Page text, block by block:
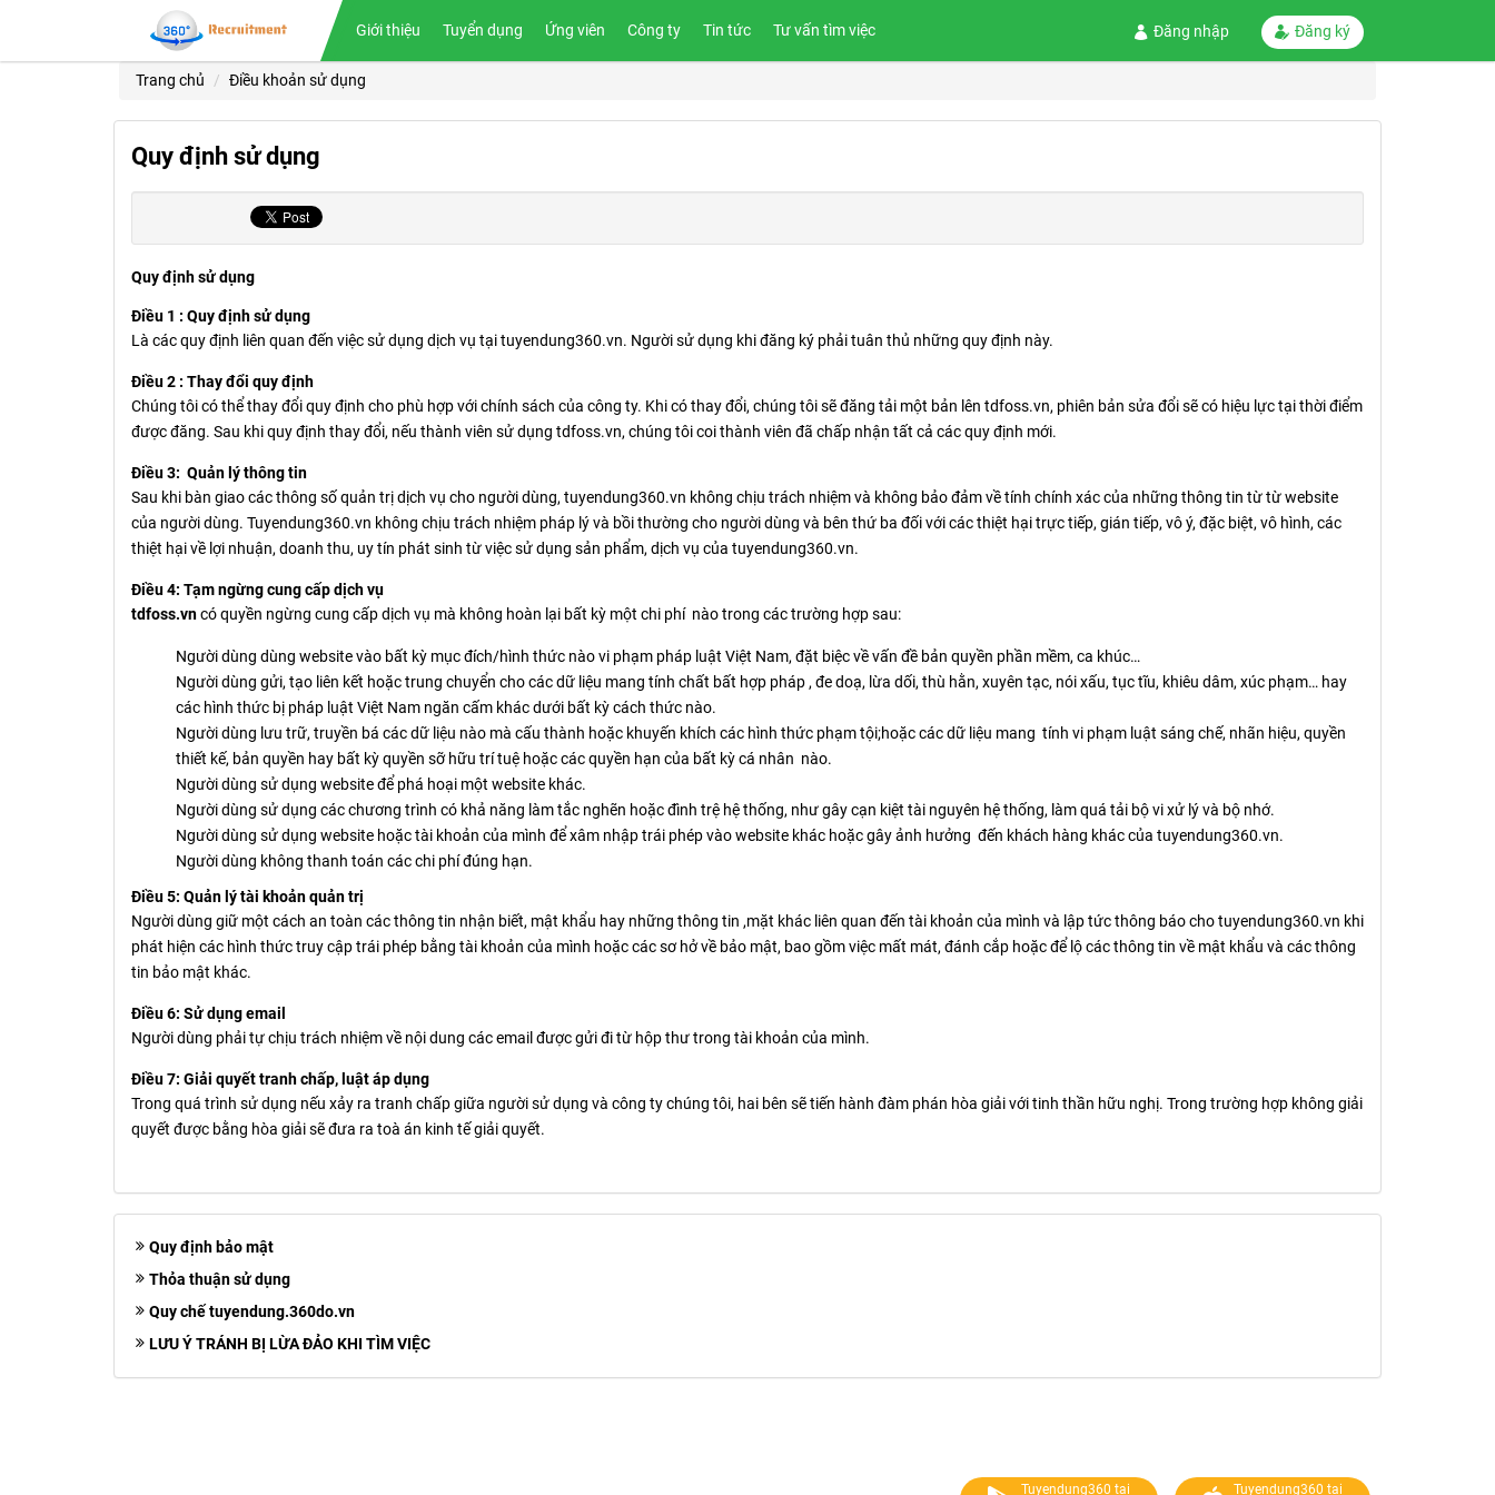
Giới thiệu Tuyển dụng Ứng viên Công ty Tin tức Tư vấn tìm việc Đăng nhập Đăng ký
Trang chủ Điều khoản sử dụng
Quy định sử dụng
Quy định sử dụng
Điều 1 : Quy định sử dụng
Là các quy định liên quan đến việc sử dụng dịch vụ tại tuyendung360.vn. Người sử dụng khi đăng ký phải tuân thủ những quy định này.
Điều 2 : Thay đổi quy định
Chúng tôi có thể thay đổi quy định cho phù hợp với chính sách của công ty. Khi có thay đổi, chúng tôi sẽ đăng tải một bản lên tdfoss.vn, phiên bản sửa đổi sẽ có hiệu lực tại thời điểm
được đăng. Sau khi quy định thay đổi, nếu thành viên sử dụng tdfoss.vn, chúng tôi coi thành viên đã chấp nhận tất cả các quy định mới.
Điều 3: Quản lý thông tin
Sau khi bàn giao các thông số quản trị dịch vụ cho người dùng, tuyendung360.vn không chịu trách nhiệm và không bảo đảm về tính chính xác của những thông tin từ từ website
của người dùng. Tuyendung360.vn không chịu trách nhiệm pháp lý và bồi thường cho người dùng và bên thứ ba đối với các thiệt hại trực tiếp, gián tiếp, vô ý, đặc biệt, vô hình, các
thiệt hại về lợi nhuận, doanh thu, uy tín phát sinh từ việc sử dụng sản phẩm, dịch vụ của tuyendung360.vn.
Điều 4: Tạm ngừng cung cấp dịch vụ
tdfoss.vncó quyền ngừng cung cấp dịch vụ mà không hoàn lại bất kỳ một chi phí nào trong các trường hợp sau:
Người dùng dùng website vào bất kỳ mục đích/hình thức nào vi phạm pháp luật Việt Nam, đặt biệc về vấn đề bản quyền phần mềm, ca khúc…
Người dùng gửi, tạo liên kết hoặc trung chuyển cho các dữ liệu mang tính chất bất hợp pháp , đe doạ, lừa dối, thù hằn, xuyên tạc, nói xấu, tục tĩu, khiêu dâm, xúc phạm… hay
các hình thức bị pháp luật Việt Nam ngăn cấm khác dưới bất kỳ cách thức nào.
Người dùng lưu trữ, truyền bá các dữ liệu nào mà cấu thành hoặc khuyến khích các hình thức phạm tội;hoặc các dữ liệu mang tính vi phạm luật sáng chế, nhãn hiệu, quyền
thiết kế, bản quyền hay bất kỳ quyền sỡ hữu trí tuệ hoặc các quyền hạn của bất kỳ cá nhân nào.
Người dùng sử dụng website để phá hoại một website khác.
Người dùng sử dụng các chương trình có khả năng làm tắc nghẽn hoặc đình trệ hệ thống, như gây cạn kiệt tài nguyên hệ thống, làm quá tải bộ vi xử lý và bộ nhớ.
Người dùng sử dụng website hoặc tài khoản của mình để xâm nhập trái phép vào website khác hoặc gây ảnh hưởng đến khách hàng khác của tuyendung360.vn.
Người dùng không thanh toán các chi phí đúng hạn.
Điều 5: Quản lý tài khoản quản trị
Người dùng giữ một cách an toàn các thông tin nhận biết, mật khẩu hay những thông tin ,mặt khác liên quan đến tài khoản của mình và lập tức thông báo cho tuyendung360.vn khi
phát hiện các hình thức truy cập trái phép bằng tài khoản của mình hoặc các sơ hở về bảo mật, bao gồm việc mất mát, đánh cắp hoặc để lộ các thông tin về mật khẩu và các thông
tin bảo mật khác.
Điều 6: Sử dụng email
Người dùng phải tự chịu trách nhiệm về nội dung các email được gửi đi từ hộp thư trong tài khoản của mình.
Điều 7: Giải quyết tranh chấp, luật áp dụng
Trong quá trình sử dụng nếu xảy ra tranh chấp giữa người sử dụng và công ty chúng tôi, hai bên sẽ tiến hành đàm phán hòa giải với tinh thần hữu nghị. Trong trường hợp không giải
quyết được bằng hòa giải sẽ đưa ra toà án kinh tế giải quyết.
Quy định bảo mật
Thỏa thuận sử dụng
Quy chế tuyendung.360do.vn
LƯU Ý TRÁNH BỊ LỪA ĐẢO KHI TÌM VIỆC
Tuyendung360 tại Tuyendung360 tại